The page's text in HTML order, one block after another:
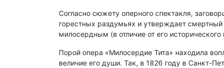
Согласно сюжету оперного спектакля,
горестных раздумьях и утверждает
милосердным (в отличие от его
Порой опера «Милосердие Тита» находила
величие его души. Так, в 1826 году в Санкт-